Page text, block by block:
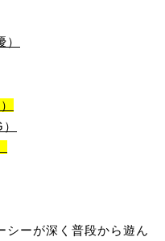
シーが深く普段から遊ん